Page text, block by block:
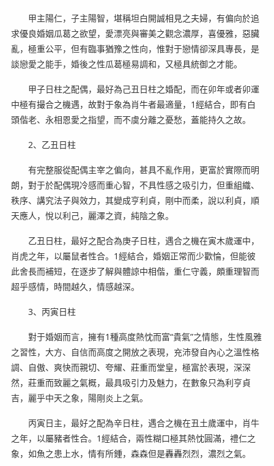
甲主陽仁，子主陽智，堪稱坦白開誠相見之夫婦，有偏向於追
求優良婚姻瓜葛之欲望，愛漂亮與審美之觀念濃厚，喜優雅，惡臟
亂，極重公平，但有臨事猶豫之性向，惟對于戀情卻深具專長，是
談戀愛之能手，婚後之性瓜葛極易調和，又極具統御之才能。
甲子日柱之配偶，最好為己丑日柱之婚配，而在卯年或者卯運
中極有撮合之機遇，故對于象為肖牛者最適量，1經結合，即有白
頭偕老、永相恩愛之指望，而不虞分離之憂愁，蓋能持久之故。
2、乙丑日柱
有完整服從配偶主宰之偏向，甚具不亂作用，更富於實際而明
朗，對于於配偶現冷感而重心智，不具性感之吸引力，但重組織、
秩序、講究法子與效力，其變成亨利貞，剛中而柔，說以利貞，順
天應人，悅以利己，麗澤之資，純陰之象。
乙丑日柱，最好之配合為庚子日柱，遇合之機在寅木歲運中，
肖虎之年，以屬鼠者性合。1經結合，婚姻正常而少歡惀，但能彼
此舍長而補短，在逐步了解與體諒中相偕，重仁守義，頗重理智而
超乎感情，時間越久，情感越深。
3、丙寅日柱
對于婚姻而言，擁有1種高度熱忱而富“貴氣”之情態，生性風雅
之習性，大方、自信而高度之開放之表現，充沛發自內心之溫性格
調、自傲、爽快而親切、夸耀、莊重而堂皇，極富於表現，深深
然，莊重而致麗之氣概，最具吸引力及魅力，在數象只為利亨貞
吉，麗乎中天之象，陽剛炎上之氣。
丙寅日主，最好之配為辛日柱，遇合之機在丑土歲運中，肖牛
之年，以屬豬者性合。1經結合，兩性糊口極其熱忱圓滿，禮仁之
象，如魚之患上水，情有所鍾，森森但是轟轟烈烈，濃烈之氣。